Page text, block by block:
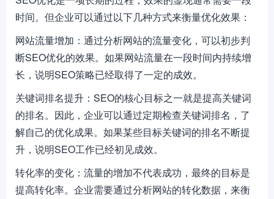
时间。但企业可以通过以下几种方式来衡量优化效果：
网站流量增加：通过分析网站的流量变化，可以初步判
断SEO优化的效果。如果网站流量在一段时间内持续增
长，说明SEO策略已经取得了一定的成效。
关键词排名提升：SEO的核心目标之一就是提高关键词
的排名。因此，企业可以通过定期检查关键词排名，了
解自己的优化成果。如果某些目标关键词的排名不断提
升，说明SEO工作已经初见成效。
转化率的变化：流量的增加不代表成功，最终的目标是
提高转化率。企业需要通过分析网站的转化数据，来衡